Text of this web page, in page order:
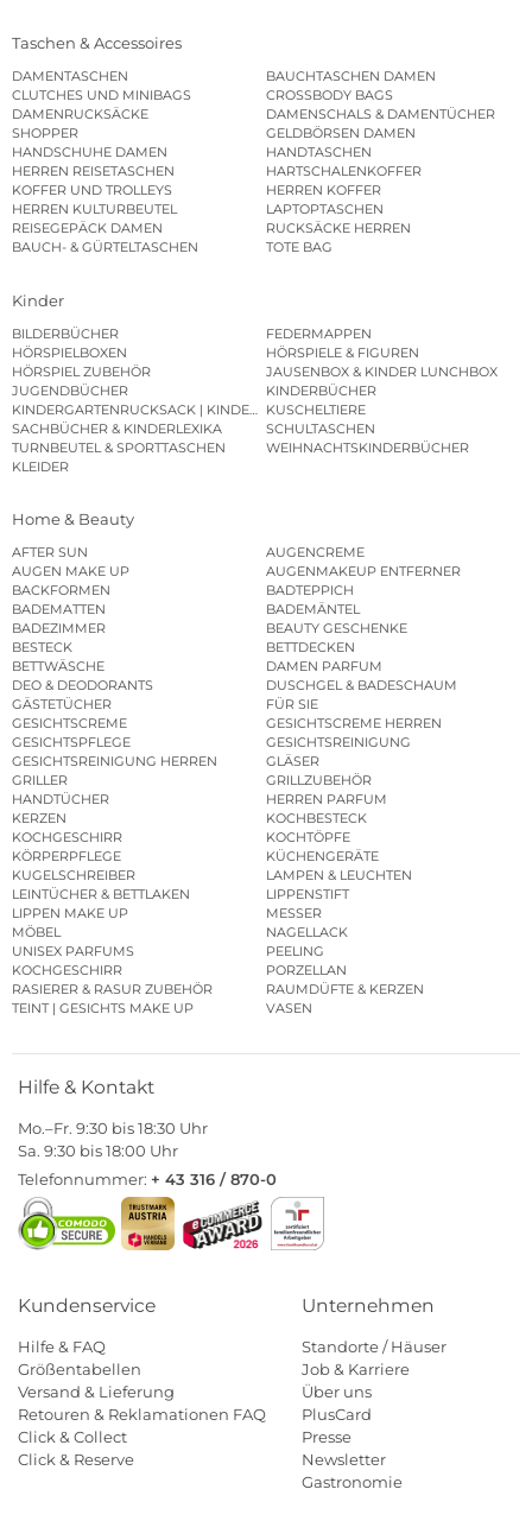
Taschen & Accessoires
DAMENTASCHEN
BAUCHTASCHEN DAMEN
CLUTCHES UND MINIBAGS
CROSSBODY BAGS
DAMENRUCKSÄCKE
DAMENSCHALS & DAMENTÜCHER
SHOPPER
GELDBÖRSEN DAMEN
HANDSCHUHE DAMEN
HANDTASCHEN
HERREN REISETASCHEN
HARTSCHALENKOFFER
KOFFER UND TROLLEYS
HERREN KOFFER
HERREN KULTURBEUTEL
LAPTOPTASCHEN
REISEGEPÄCK DAMEN
RUCKSÄCKE HERREN
BAUCH- & GÜRTELTASCHEN
TOTE BAG
Kinder
BILDERBÜCHER
FEDERMAPPEN
HÖRSPIELBOXEN
HÖRSPIELE & FIGUREN
HÖRSPIEL ZUBEHÖR
JAUSENBOX & KINDER LUNCHBOX
JUGENDBÜCHER
KINDERBÜCHER
KINDERGARTENRUCKSACK | KINDERGARTENBEUTEL
KUSCHELTIERE
SACHBÜCHER & KINDERLEXIKA
SCHULTASCHEN
TURNBEUTEL & SPORTTASCHEN
WEIHNACHTSKINDERBÜCHER
KLEIDER
Home & Beauty
AFTER SUN
AUGENCREME
AUGEN MAKE UP
AUGENMAKEUP ENTFERNER
BACKFORMEN
BADTEPPICH
BADEMATTEN
BADEMÄNTEL
BADEZIMMER
BEAUTY GESCHENKE
BESTECK
BETTDECKEN
BETTWÄSCHE
DAMEN PARFUM
DEO & DEODORANTS
DUSCHGEL & BADESCHAUM
GÄSTETÜCHER
FÜR SIE
GESICHTSCREME
GESICHTSCREME HERREN
GESICHTSPFLEGE
GESICHTSREINIGUNG
GESICHTSREINIGUNG HERREN
GLÄSER
GRILLER
GRILLZUBEHÖR
HANDTÜCHER
HERREN PARFUM
KERZEN
KOCHBESTECK
KOCHGESCHIRR
KOCHTÖPFE
KÖRPERPFLEGE
KÜCHENGERÄTE
KUGELSCHREIBER
LAMPEN & LEUCHTEN
LEINTÜCHER & BETTLAKEN
LIPPENSTIFT
LIPPEN MAKE UP
MESSER
MÖBEL
NAGELLACK
UNISEX PARFUMS
PEELING
KOCHGESCHIRR
PORZELLAN
RASIERER & RASUR ZUBEHÖR
RAUMDÜFTE & KERZEN
TEINT | GESICHTS MAKE UP
VASEN
Hilfe & Kontakt
Mo.–Fr. 9:30 bis 18:30 Uhr
Sa. 9:30 bis 18:00 Uhr
Telefonnummer: + 43 316 / 870-0
Kundenservice
Hilfe & FAQ
Größentabellen
Versand & Lieferung
Retouren & Reklamationen FAQ
Click & Collect
Click & Reserve
Unternehmen
Standorte / Häuser
Job & Karriere
Über uns
PlusCard
Presse
Newsletter
Gastronomie